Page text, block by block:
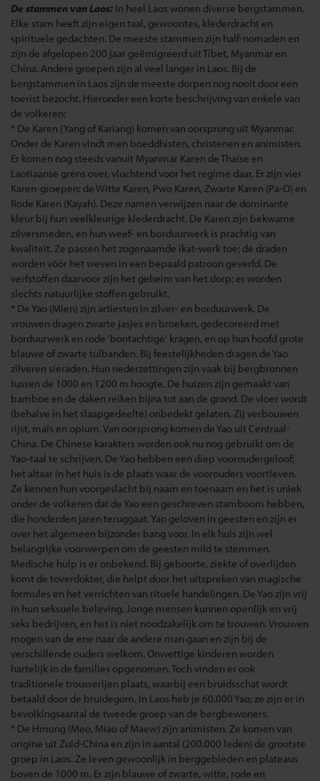
De stammen van Laos: In heel Laos wonen diverse bergstammen.
Elke stam heeft zijn eigen taal, gewoontes, klederdracht en
spirituele gedachten. De meeste stammen zijn half-nomaden en
zijn de afgelopen 200 jaar geëmigreerd uit Tibet, Myanmar en
China. Andere groepen zijn al veel langer in Laos. Bij de
bergstammen in Laos zijn de meeste dorpen nog nooit door een
toerist bezocht. Hieronder een korte beschrijving van enkele van
de volkeren:
* De Karen (Yang of Kariang) komen van oorsprong uit Myanmar.
Onder de Karen vindt men boeddhisten, christenen en animisten.
Er komen nog steeds vanuit Myanmar Karen de Thaise en
Laotiaanse grens over, vluchtend voor het regime daar. Er zijn vier
Karen-groepen: de Witte Karen, Pwo Karen, Zwarte Karen (Pa-O) en
Rode Karen (Kayah). Deze namen verwijzen naar de dominante
kleur bij hun veelkleurige klederdracht. De Karen zijn bekwame
zilversmeden, en hun weef- en borduurwerk is prachtig van
kwaliteit. Ze passen het zogenaamde ikat-werk toe; de draden
worden vóór het weven in een bepaald patroon geverfd. De
verfstoffen daarvoor zijn het geheim van het dorp; er worden
slechts natuurlijke stoffen gebruikt.
* De Yao (Mien) zijn artiesten in zilver- en borduurwerk. De
vrouwen dragen zwarte jasjes en broeken, gedecoreerd met
borduurwerk en rode 'bontachtige' kragen, en op hun hoofd grote
blauwe of zwarte tulbanden. Bij feestelijkheden dragen de Yao
zilveren sieraden. Hun nederzettingen zijn vaak bij bergbronnen
tussen de 1000 en 1200 m hoogte. De huizen zijn gemaakt van
bamboe en de daken reiken bijna tot aan de grond. De vloer wordt
(behalve in het slaapgedeelte) onbedekt gelaten. Zij verbouwen
rijst, maïs en opium. Van oorsprong komen de Yao uit Centraal-
China. De Chinese karakters worden ook nu nog gebruikt om de
Yao-taal te schrijven. De Yao hebben een diep vooroudergeloof;
het altaar in het huis is de plaats waar de voorouders voortleven.
Ze kennen hun voorgeslacht bij naam en toenaam en het is uniek
onder de volkeren dat de Yao een geschreven stamboom hebben,
die honderden jaren teruggaat. Yao geloven in geesten en zijn er
over het algemeen bijzonder bang voor. In elk huis zijn wel
belangrijke voorwerpen om de geesten mild te stemmen.
Medische hulp is er onbekend. Bij geboorte, ziekte of overlijden
komt de toverdokter, die helpt door het uitspreken van magische
formules en het verrichten van rituele handelingen. De Yao zijn vrij
in hun seksuele beleving. Jonge mensen kunnen openlijk en vrij
seks bedrijven, en het is niet noodzakelijk om te trouwen. Vrouwen
mogen van de ene naar de andere man gaan en zijn bij de
verschillende ouders welkom. Onwettige kinderen worden
hartelijk in de families opgenomen. Toch vinden er ook
traditionele trouwerijen plaats, waarbij een bruidsschat wordt
betaald door de bruidegom. In Laos heb je 60.000 Yao; ze zijn er in
bevolkingsaantal de tweede groep van de bergbewoners.
* De Hmong (Meo, Miao of Maew) zijn animisten. Ze komen van
origine uit Zuid-China en zijn in aantal (200.000 leden) de grootste
groep in Laos. Ze leven gewoonlijk in berggebieden en plateaus
boven de 1000 m. Er zijn blauwe of zwarte, witte, rode en